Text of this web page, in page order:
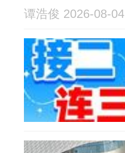
谭浩俊 2026-08-04